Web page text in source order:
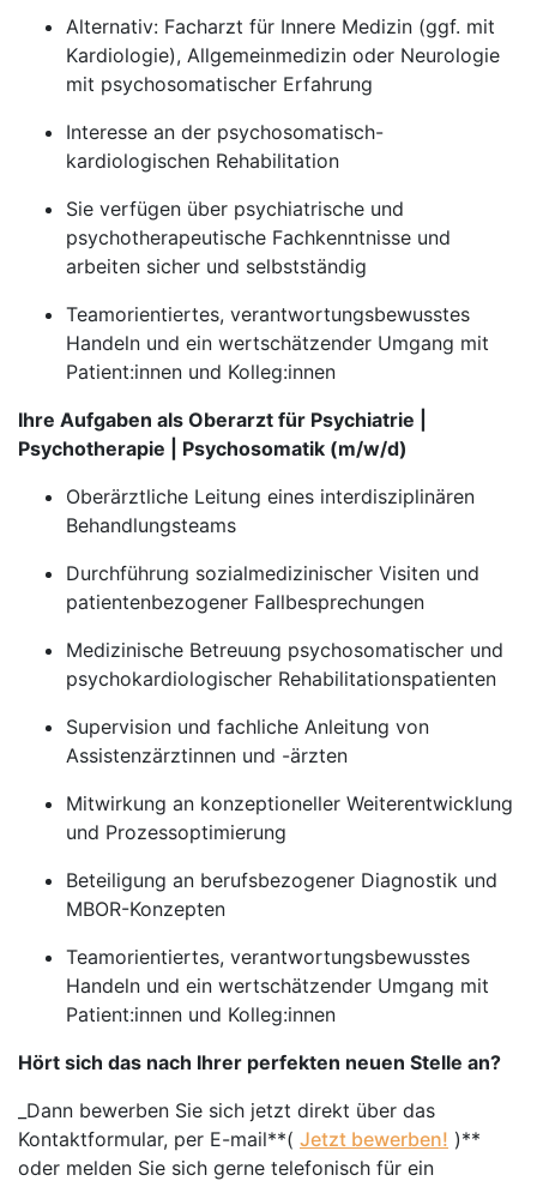
Alternativ: Facharzt für Innere Medizin (ggf. mit
Kardiologie), Allgemeinmedizin oder Neurologie
mit psychosomatischer Erfahrung
Interesse an der psychosomatisch-
kardiologischen Rehabilitation
Sie verfügen über psychiatrische und
psychotherapeutische Fachkenntnisse und
arbeiten sicher und selbstständig
Teamorientiertes, verantwortungsbewusstes
Handeln und ein wertschätzender Umgang mit
Patient:innen und Kolleg:innen
Ihre Aufgaben als Oberarzt für Psychiatrie |
Psychotherapie | Psychosomatik (m/w/d)
Oberärztliche Leitung eines interdisziplinären
Behandlungsteams
Durchführung sozialmedizinischer Visiten und
patientenbezogener Fallbesprechungen
Medizinische Betreuung psychosomatischer und
psychokardiologischer Rehabilitationspatienten
Supervision und fachliche Anleitung von
Assistenzärztinnen und -ärzten
Mitwirkung an konzeptioneller Weiterentwicklung
und Prozessoptimierung
Beteiligung an berufsbezogener Diagnostik und
MBOR-Konzepten
Teamorientiertes, verantwortungsbewusstes
Handeln und ein wertschätzender Umgang mit
Patient:innen und Kolleg:innen
Hört sich das nach Ihrer perfekten neuen Stelle an?
_Dann bewerben Sie sich jetzt direkt über das
Kontaktformular, per E-mail**( Jetzt bewerben! )**
oder melden Sie sich gerne telefonisch für ein